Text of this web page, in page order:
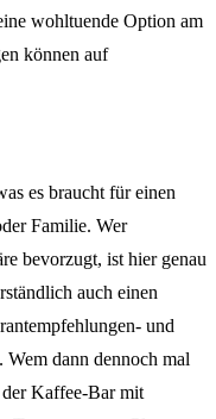
wohltuende Option am
können auf
es braucht für einen
Familie. Wer
bevorzugt, ist hier genau
auch einen
und
Wem dann dennoch mal
Kaffee-Bar mit